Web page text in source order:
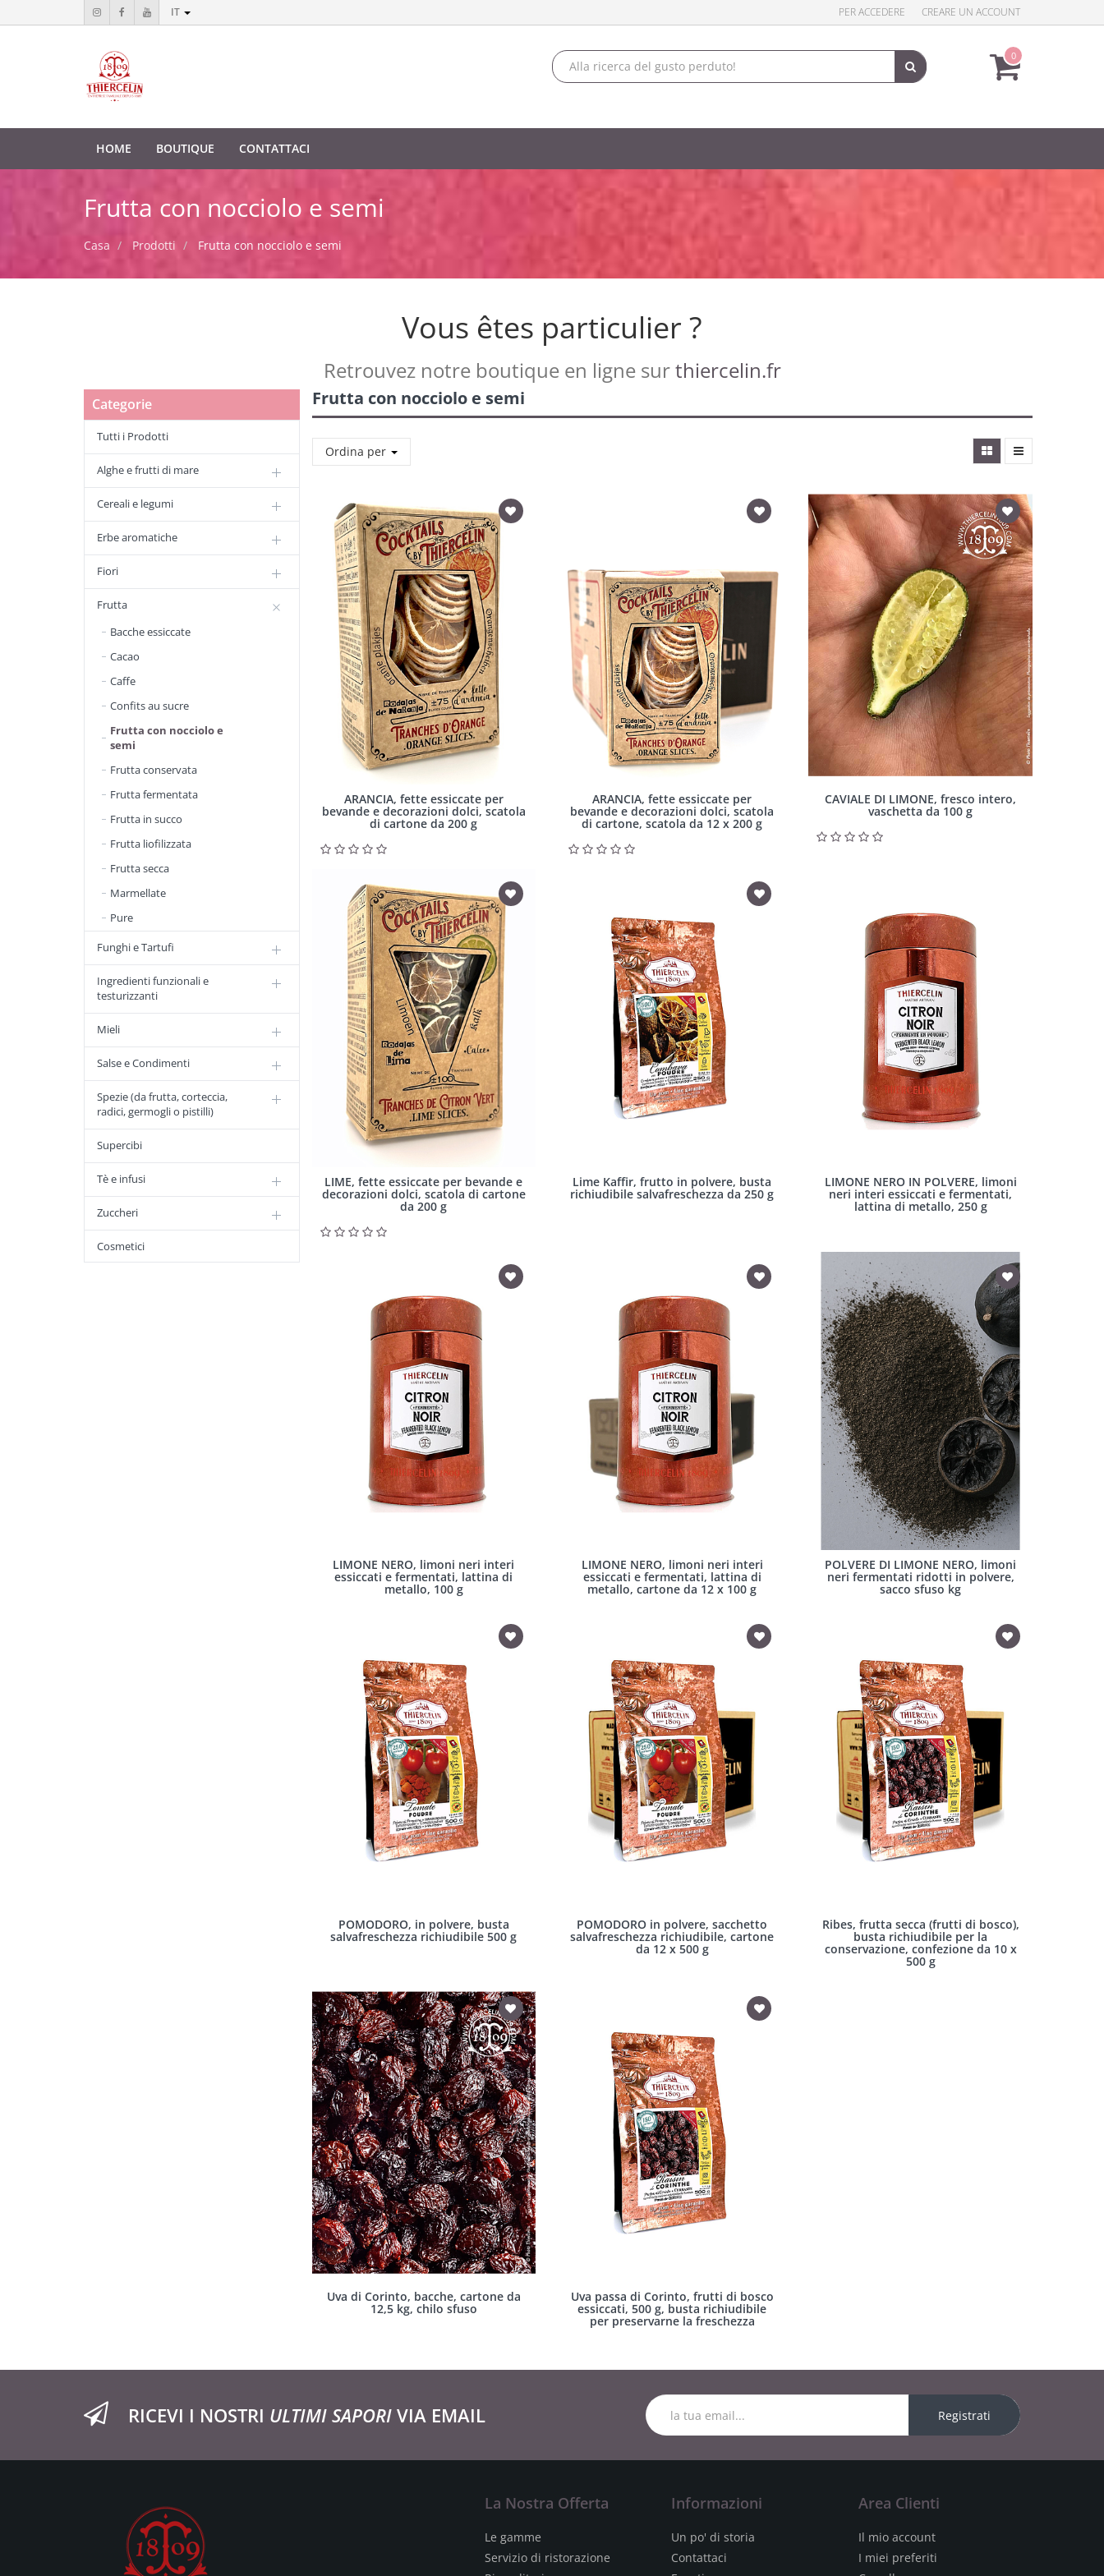
IT PER ACCEDERE CREARE UN ACCOUNT
0
HOME BOUTIQUE CONTATTACI
Frutta con nocciolo e semi
Casa Prodotti Frutta con nocciolo e semi
Vous êtes particulier ?
Retrouvez notre boutique en ligne surthiercelin.fr
Categorie
Tutti i Prodotti
Alghe e frutti di mare
Cereali e legumi
Erbe aromatiche
Fiori
Frutta
Bacche essiccate
Cacao
Caffe
Confits au sucre
Frutta con nocciolo e
semi
Frutta conservata
Frutta fermentata
Frutta in succo
Frutta liofilizzata
Frutta secca
Marmellate
Pure
Funghi e Tartufi
Ingredienti funzionali e
testurizzanti
Mieli
Salse e Condimenti
Spezie (da frutta, corteccia,
radici, germogli o pistilli)
Supercibi
Tè e infusi
Zuccheri
Cosmetici
Frutta con nocciolo e semi
Ordina per
ARANCIA, fette essiccate per
bevande e decorazioni dolci, scatola
di cartone da 200 g
ARANCIA, fette essiccate per
bevande e decorazioni dolci, scatola
di cartone, scatola da 12 x 200 g
CAVIALE DI LIMONE, fresco intero,
vaschetta da 100 g
LIME, fette essiccate per bevande e
decorazioni dolci, scatola di cartone
da 200 g
Lime Kaffir, frutto in polvere, busta
richiudibile salvafreschezza da 250 g
LIMONE NERO IN POLVERE, limoni
neri interi essiccati e fermentati,
lattina di metallo, 250 g
LIMONE NERO, limoni neri interi
essiccati e fermentati, lattina di
metallo, 100 g
LIMONE NERO, limoni neri interi
essiccati e fermentati, lattina di
metallo, cartone da 12 x 100 g
POLVERE DI LIMONE NERO, limoni
neri fermentati ridotti in polvere,
sacco sfuso kg
POMODORO, in polvere, busta
salvafreschezza richiudibile 500 g
POMODORO in polvere, sacchetto
salvafreschezza richiudibile, cartone
da 12 x 500 g
Ribes, frutta secca (frutti di bosco),
busta richiudibile per la
conservazione, confezione da 10 x
500 g
Uva di Corinto, bacche, cartone da
12,5 kg, chilo sfuso
Uva passa di Corinto, frutti di bosco
essiccati, 500 g, busta richiudibile
per preservarne la freschezza
RICEVI I NOSTRI ULTIMI SAPORI VIA EMAIL Registrati
La Nostra Offerta
Le gamme
Servizio di ristorazione
Informazioni
Un po' di storia
Contattaci
Area Clienti
Il mio account
I miei preferiti